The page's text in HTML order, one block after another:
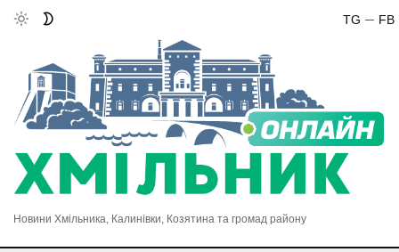
FB
TG
Новини Хмільника, Калинівки, Козятина та громад району